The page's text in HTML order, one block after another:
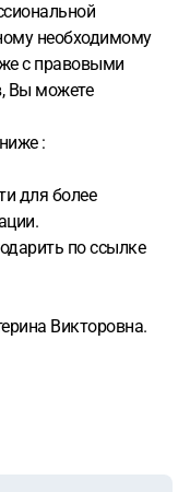
необходимому
с правовыми
Вы можете
:
для более
по ссылке
Викторовна.